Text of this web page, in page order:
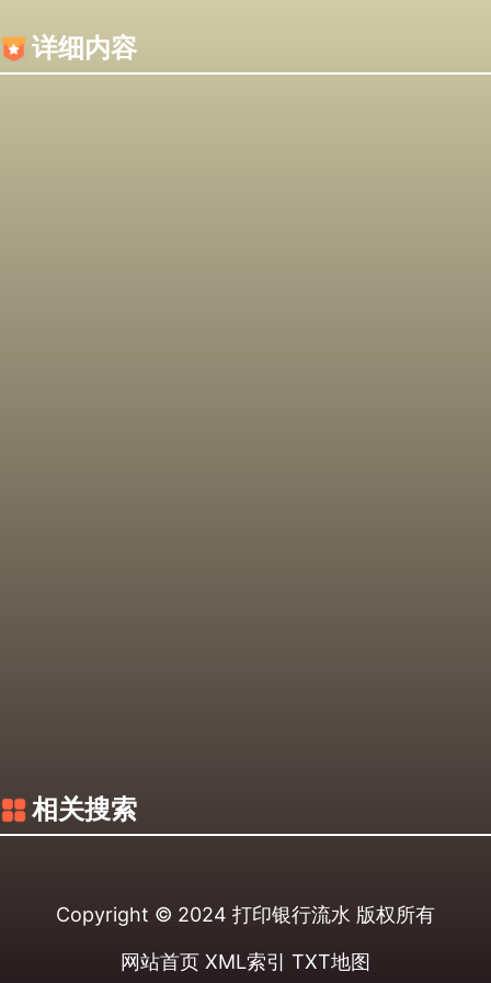
详细内容
相关搜索
Copyright © 2024 打印银行流水 版权所有
网站首页 XML索引 TXT地图